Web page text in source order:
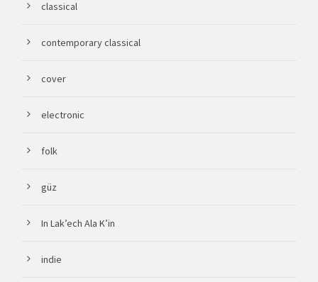
classical
contemporary classical
cover
electronic
folk
güz
In Lak’ech Ala K’in
indie